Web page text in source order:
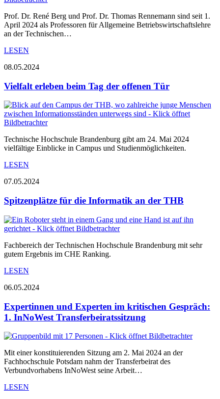
Prof. Dr. René Berg und Prof. Dr. Thomas Rennemann sind seit 1.
April 2024 als Professoren für Allgemeine Betriebswirtschaftslehre
an der Technischen…
LESEN
08.05.2024
Vielfalt erleben beim Tag der offenen Tür
Technische Hochschule Brandenburg gibt am 24. Mai 2024
vielfältige Einblicke in Campus und Studienmöglichkeiten.
LESEN
07.05.2024
Spitzenplätze für die Informatik an der THB
Fachbereich der Technischen Hochschule Brandenburg mit sehr
gutem Ergebnis im CHE Ranking.
LESEN
06.05.2024
Expertinnen und Experten im kritischen Gespräch:
1. InNoWest Transferbeiratssitzung
Mit einer konstituierenden Sitzung am 2. Mai 2024 an der
Fachhochschule Potsdam nahm der Transferbeirat des
Verbundvorhabens InNoWest seine Arbeit…
LESEN